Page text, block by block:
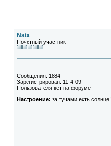
Nata
Почётный участник
Сообщения: 1884
Зарегистрирован: 11-4-09
Пользователя нет на форуме
Настроение: за тучами есть солнце!